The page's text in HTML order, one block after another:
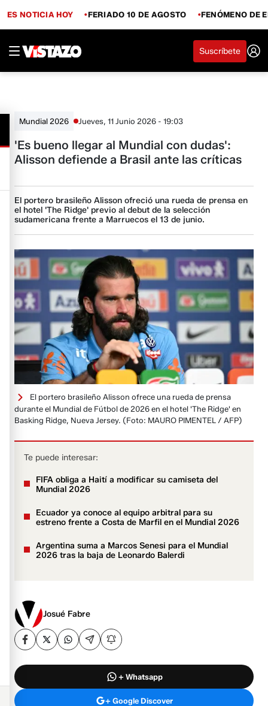
ES NOTICIA HOY FERIADO 10 DE AGOSTO FENÓMENO DE
Suscríbete
Mundial 2026 Jueves, 11 Junio 2026 - 19:03
'Es bueno llegar al Mundial con dudas':
Alisson defiende a Brasil ante las críticas
El portero brasileño Alisson ofreció una rueda de prensa en
el hotel 'The Ridge' previo al debut de la selección
sudamericana frente a Marruecos el 13 de junio.
El portero brasileño Alisson ofrece una rueda de prensa
durante el Mundial de Fútbol de 2026 en el hotel 'The Ridge' en
Basking Ridge, Nueva Jersey. (Foto: MAURO PIMENTEL / AFP)
Te puede interesar:
FIFA obliga a Haití a modificar su camiseta del
Mundial 2026
Ecuador ya conoce al equipo arbitral para su
estreno frente a Costa de Marfil en el Mundial 2026
Argentina suma a Marcos Senesi para el Mundial
2026 tras la baja de Leonardo Balerdi
Josué Fabre
+ Whatsapp
+ Google Discover